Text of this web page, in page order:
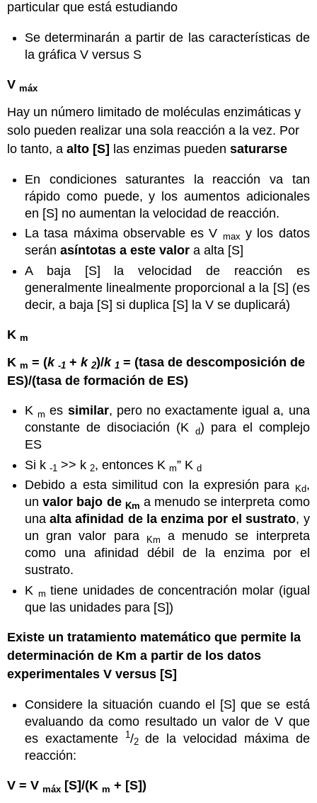
particular que está estudiando
Se determinarán a partir de las características de
la gráfica V versus S
Vmáx
Hay un número limitado de moléculas enzimáticas y
solo pueden realizar una sola reacción a la vez. Por
lo tanto, aalto [S] las enzimas puedensaturarse
En condiciones saturantes la reacción va tan
rápido como puede, y los aumentos adicionales
en [S] no aumentan la velocidad de reacción.
La tasa máxima observable es V max y los datos
seránasíntotas a este valor a alta [S]
A baja [S] la velocidad de reacción es
generalmente linealmente proporcional a la [S] (es
decir, a baja [S] si duplica [S] la V se duplicará)
Km
Km = (k -1 +k 2)/k 1 = (tasa de descomposición de
ES)/(tasa de formación de ES)
Km es similar, pero no exactamente igual a, una
constante de disociación (K d) para el complejo
ES
Si k -1 >> k 2, entonces Km” Kd
Debido a esta similitud con la expresión para Kd,
unvalor bajo de Km a menudo se interpreta como
unaalta afinidad de la enzima por el sustrato, y
un gran valor para
Km
a menudo se interpreta
como una afinidad débil de la enzima por el
sustrato.
K m tiene unidades de concentración molar (igual
que las unidades para [S])
Existe un tratamiento matemático que permite la
determinación de Km a partir de los datos
experimentales V versus [S]
Considere la situación cuando el [S] que se está
evaluando da como resultado un valor de V que
es exactamente
1/2de la velocidad máxima de
reacción:
V = Vmáx [S]/(Km + [S])